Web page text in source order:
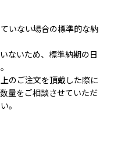
いない場合の標準的な納
ないため、標準納期の日
のご注文を頂戴した際に
量をご相談させていただ
。